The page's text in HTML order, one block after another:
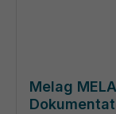
Melag